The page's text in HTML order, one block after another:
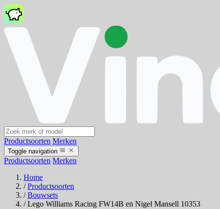
Productsoorten Merken
Toggle navigation
Productsoorten Merken
Home
/ Productsoorten
/ Bouwsets
/ Lego Williams Racing FW14B en Nigel Mansell 10353